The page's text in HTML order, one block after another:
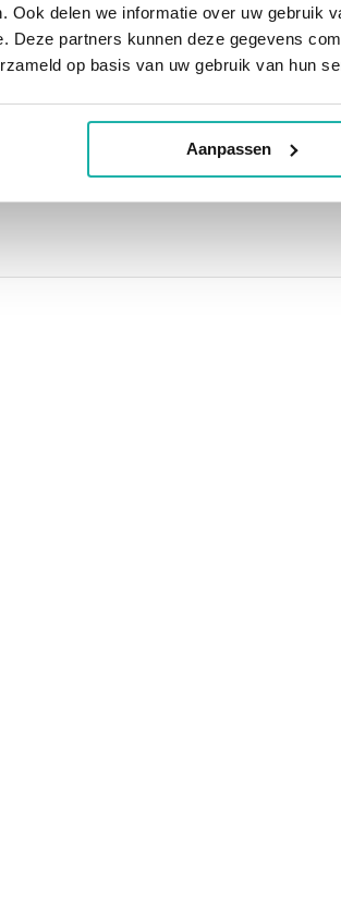
Ook delen we informatie over uw gebruik
Deze partners kunnen deze gegevens
op basis van uw gebruik van hun
Aanpassen
TC)
Normaal:
Totaalbedrag: